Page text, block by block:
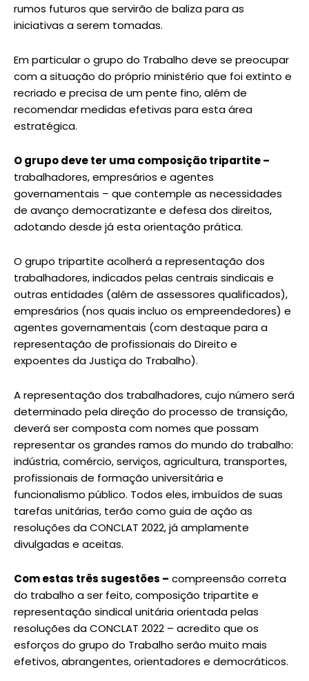
rumos futuros que servirão de baliza para as
iniciativas a serem tomadas.
Em particular o grupo do Trabalho deve se preocupar
com a situação do próprio ministério que foi extinto e
recriado e precisa de um pente fino, além de
recomendar medidas efetivas para esta área
estratégica.
O grupo deve ter uma composição tripartite –
trabalhadores, empresários e agentes
governamentais – que contemple as necessidades
de avanço democratizante e defesa dos direitos,
adotando desde já esta orientação prática.
O grupo tripartite acolherá a representação dos
trabalhadores, indicados pelas centrais sindicais e
outras entidades (além de assessores qualificados),
empresários (nos quais incluo os empreendedores) e
agentes governamentais (com destaque para a
representação de profissionais do Direito e
expoentes da Justiça do Trabalho).
A representação dos trabalhadores, cujo número será
determinado pela direção do processo de transição,
deverá ser composta com nomes que possam
representar os grandes ramos do mundo do trabalho:
indústria, comércio, serviços, agricultura, transportes,
profissionais de formação universitária e
funcionalismo público. Todos eles, imbuídos de suas
tarefas unitárias, terão como guia de ação as
resoluções da CONCLAT 2022, já amplamente
divulgadas e aceitas.
Com estas três sugestões – compreensão correta
do trabalho a ser feito, composição tripartite e
representação sindical unitária orientada pelas
resoluções da CONCLAT 2022 – acredito que os
esforços do grupo do Trabalho serão muito mais
efetivos, abrangentes, orientadores e democráticos.